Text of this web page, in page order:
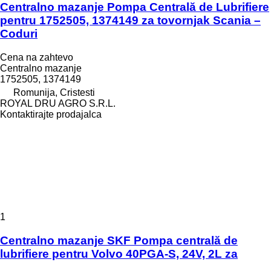
Centralno mazanje Pompa Centrală de Lubrifiere
pentru 1752505, 1374149 za tovornjak Scania –
Coduri
Cena na zahtevo
Centralno mazanje
1752505, 1374149
Romunija, Cristesti
ROYAL DRU AGRO S.R.L.
Kontaktirajte prodajalca
1
Centralno mazanje SKF Pompa centrală de
lubrifiere pentru Volvo 40PGA-S, 24V, 2L za